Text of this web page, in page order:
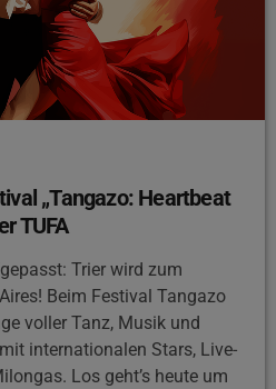
„Tangazo: Heartbeat
TUFA
Trier wird zum
Beim Festival Tangazo
voller Tanz, Musik und
internationalen Stars, Live-
Los geht’s heute um